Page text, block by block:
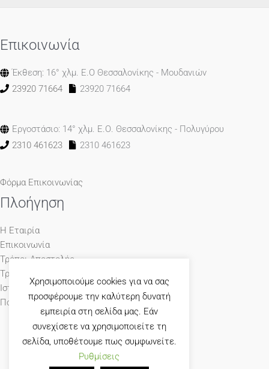
Επικοινωνία
Έκθεση: 16° χλμ. Ε.Ο Θεσσαλονίκης - Μουδανιών
23920 71664
23920 71664
Εργοστάσιο: 14° χλμ. Ε.Ο. Θεσσαλονίκης - Πολυγύρου
2310 461623
2310 461623
Φόρμα Επικοινωνίας
Πλοήγηση
Η Εταιρία
Επικοινωνία
Τρόποι Αποστολής
Τρόποι Πληρωμής
Ιστολόγιο
Πολιτική Απορρήτου
Χρησιμοποιούμε cookies για να σας
προσφέρουμε την καλύτερη δυνατή
εμπειρία στη σελίδα μας. Εάν
συνεχίσετε να χρησιμοποιείτε τη
σελίδα, υποθέτουμε πως συμφωνείτε.
Ρυθμίσεις